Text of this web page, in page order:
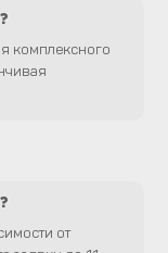
комплексного
от